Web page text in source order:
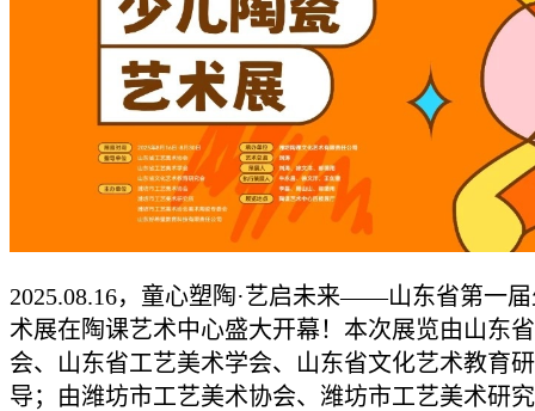
2025.08.16，童心塑陶·艺启未来——山东省第一
术展在陶课艺术中心盛大开幕！本次展览由山东
会、山东省工艺美术学会、山东省文化艺术教育
导；由潍坊市工艺美术协会、潍坊市工艺美术研